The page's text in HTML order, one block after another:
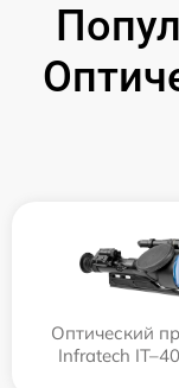
Оптический
Infratech